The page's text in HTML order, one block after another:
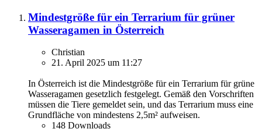
Mindestgröße für ein Terrarium für grüner
Wasseragamen in Österreich
Christian
21. April 2025 um 11:27
In Österreich ist die Mindestgröße für ein Terrarium für grüne
Wasseragamen gesetzlich festgelegt. Gemäß den Vorschriften
müssen die Tiere gemeldet sein, und das Terrarium muss eine
Grundfläche von mindestens 2,5m² aufweisen.
148 Downloads